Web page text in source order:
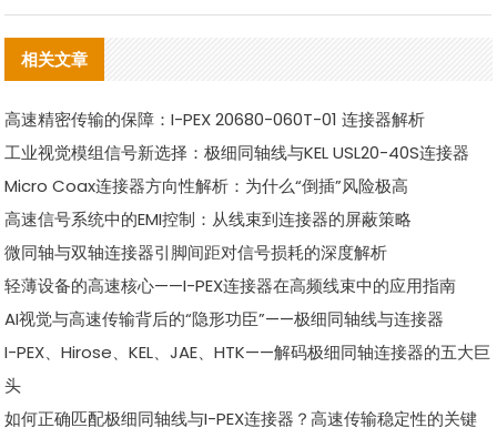
相关文章
高速精密传输的保障：I-PEX 20680-060T-01 连接器解析
工业视觉模组信号新选择：极细同轴线与KEL USL20-40S连接器
Micro Coax连接器方向性解析：为什么“倒插”风险极高
高速信号系统中的EMI控制：从线束到连接器的屏蔽策略
微同轴与双轴连接器引脚间距对信号损耗的深度解析
轻薄设备的高速核心——I-PEX连接器在高频线束中的应用指南
AI视觉与高速传输背后的“隐形功臣”——极细同轴线与连接器
I-PEX、Hirose、KEL、JAE、HTK——解码极细同轴连接器的五大巨
头
如何正确匹配极细同轴线与I-PEX连接器？高速传输稳定性的关键